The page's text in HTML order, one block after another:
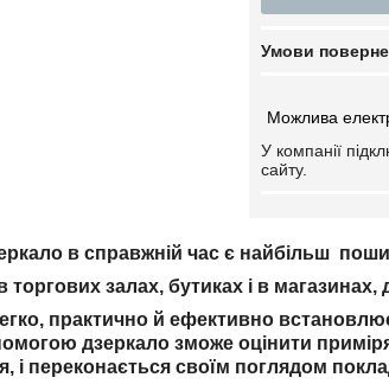
У компанії
сайту.
в справжній час є найбільш
торгових залах, бутиках і в
практично й ефективно
дзеркало зможе оцінити
і переконається своїм поглядом